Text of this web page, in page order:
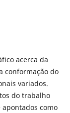
acerca da
conformação do
variados.
do trabalho
como